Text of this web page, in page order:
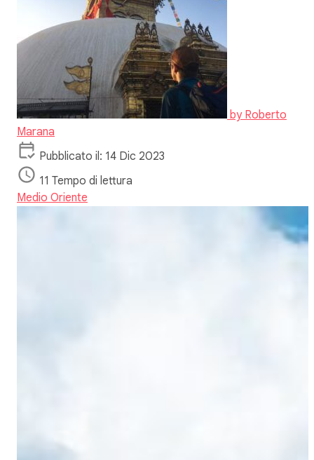
by Roberto
Marana
Pubblicato il: 14 Dic 2023
11 Tempo di lettura
Medio Oriente